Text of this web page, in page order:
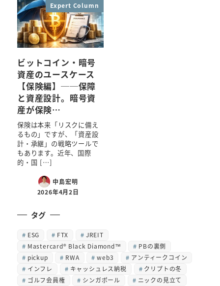
Expert Column
ビットコイン・暗号
資産のユースケース
【保険編】──保障
と資産設計。暗号資
産が保険…
保険は本来「リスクに備え
るもの」ですが、「資産設
計・承継」の戦略ツールで
もあります。近年、国際
的・国 […]
中島宏明
2026年4月2日
タグ
ESG FTX
JREIT
Mastercard® Black Diamond™
PBの裏側
pickup
RWA web3
アンティークコイン
インフレ
キャッシュレス納税
クリプトの冬
ゴルフ会員権
シンガポール
ニックの見立て